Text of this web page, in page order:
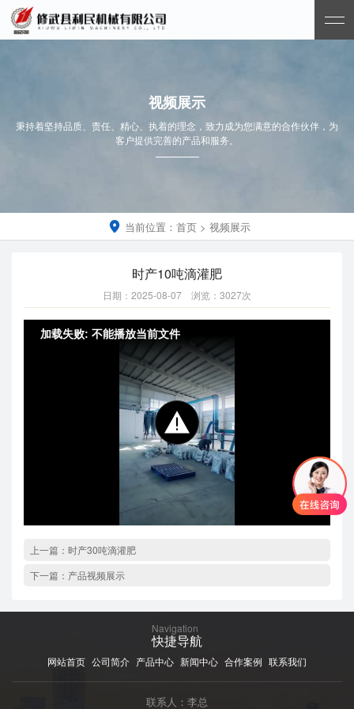
视频展示
秉持着坚持品质、责任、精心、执着的理念，致力成为您满意的合作伙伴，为
客户提供完善的产品和服务。
 当前位置： 首页> 视频展示
时产10吨滴灌肥
日期：2025-08-07 浏览：3027次
加载失败: 不能播放当前文件
上一篇： 时产30吨滴灌肥
下一篇： 产品视频展示
Navigation
快捷导航
网站首页 公司简介 产品中心 新闻中心 合作案例 联系我们
联系人：李总